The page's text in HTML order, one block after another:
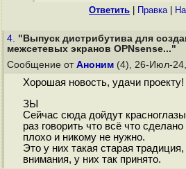
Ответить Правка|
4. "Выпуск дистрибутива для
межсетевых экранов OPNsense..."
Сообщение от Аноним (4), 26-Июл-
Хорошая новость, удачи проекту!
ЗЫ
Сейчас сюда дойдут
раз говорить что всё что
плохо и никому не нужно.
Это у них такая старая
внимания, у них так принято.